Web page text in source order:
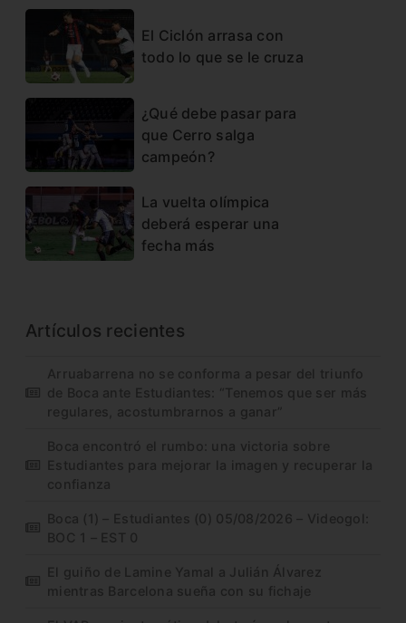
El Ciclón arrasa con
todo lo que se le cruza
¿Qué debe pasar para
que Cerro salga
campeón?
La vuelta olímpica
deberá esperar una
fecha más
Artículos recientes
Arruabarrena no se conforma a pesar del triunfo
de Boca ante Estudiantes: “Tenemos que ser más
regulares, acostumbrarnos a ganar”
Boca encontró el rumbo: una victoria sobre
Estudiantes para mejorar la imagen y recuperar la
confianza
Boca (1) – Estudiantes (0) 05/08/2026 – Videogol:
BOC 1 – EST 0
El guiño de Lamine Yamal a Julián Álvarez
mientras Barcelona sueña con su fichaje